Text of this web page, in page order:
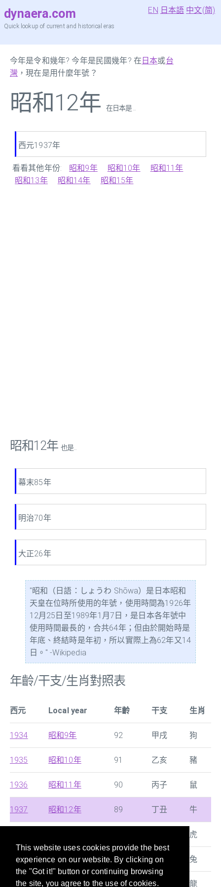
This website uses cookies provide the best
experience on our website. By clicking on
the "Got it!" button or continuing browsing
the site, you agree to the use of cookies.
dynaera.com
Quick lookup of current and historical eras
EN 日本語 中文(简)
今年是令和幾年? 今年是民國幾年? 在 日本或台
灣 ，現在是用什麼年號？
昭和12年 在日本是 ...
西元1937年
看看其他年份: 昭和9年 昭和10年
昭和11年
昭和13年
昭和14年 昭和15年
昭和12年 也是...
幕末85年
明治70年
大正26年
"昭和（日語：しょうわ Shōwa）是日本昭和
天皇在位時所使用的年號，使用時間為1926年
12月25日至1989年1月7日，是日本各年號中
使用時間最長的，合共64年；但由於開始時是
年底、終結時是年初，所以實際上為62年又14
日。" -Wikipedia
年齡/干支/生肖對照表
西元 Local year 年齡 干支 生肖
1934 昭和9年 92 甲戌 狗
1935 昭和10年 91 乙亥 豬
1936 昭和11年 90 丙子 鼠
1937 昭和12年 89 丁丑 牛
虎
1939 昭和14年 87 己卯 兔
1940 昭和15年 86 庚辰 龍